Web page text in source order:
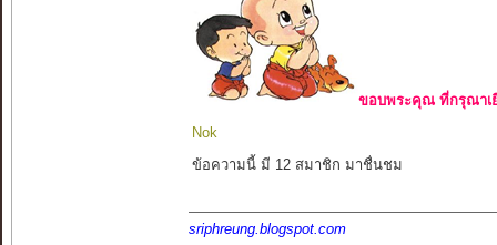
ขอบพระคุณ ที่กรุณาเ
Nok
ข้อความนี้ มี 12 สมาชิก มาชื่นชม
sriphreung.blogspot.com